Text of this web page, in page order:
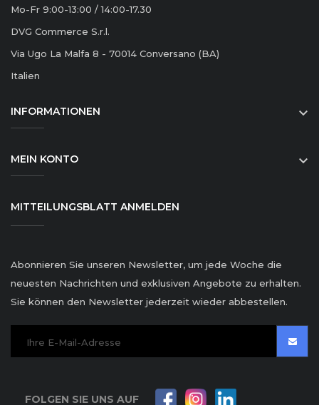
Mo-Fr 9:00-13:00 / 14:00-17.30
DVG Commerce S.r.l.
Via Ugo La Malfa 8 - 70014 Conversano (BA)
Italien
INFORMATIONEN 
MEIN KONTO 
MITTEILUNGSBLATT ANMELDEN
Abonnieren Sie unseren Newsletter, um jede Woche die
neuesten Nachrichten und exklusiven Angebote zu erhalten.
Sie können den Newsletter jederzeit wieder abbestellen.
FOLGEN SIE UNS AUF